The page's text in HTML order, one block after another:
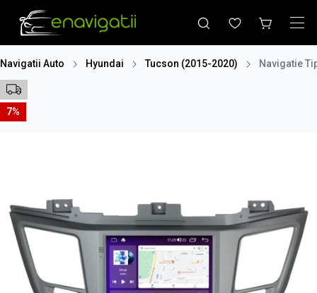
Navigatii Auto Hyundai Tucson (2015-2020) Navigatie
7%